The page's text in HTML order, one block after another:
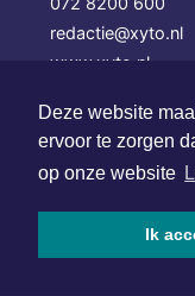
Deze website
ervoor te zorgen
op onze website
Ik
redactie@xyto.nl
www.xyto.nl
SOCIAL MEDIA
Schrijf je in voor